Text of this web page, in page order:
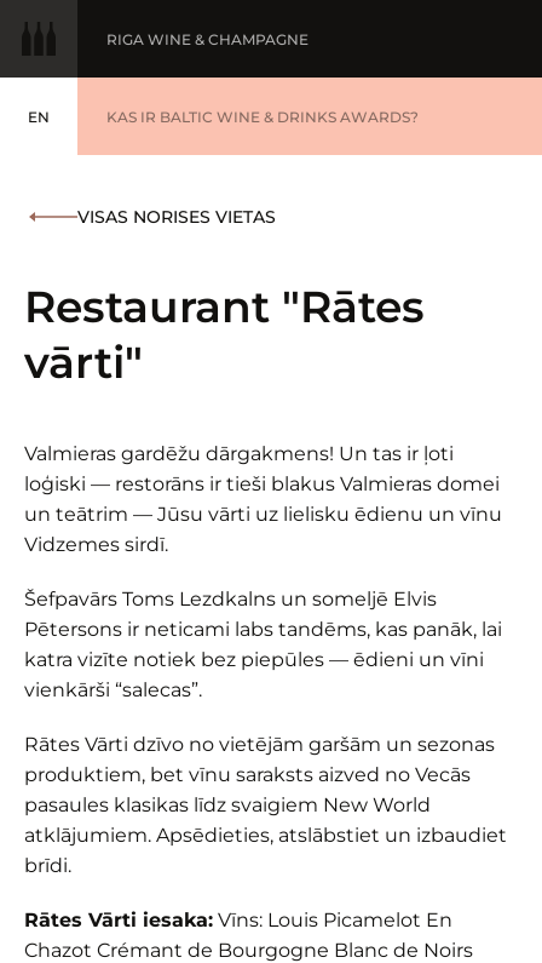
EN
ENGLISH
RIGA WINE & CHAMPAGNE
GADA VĪNS
KAS IR BALTIC WINE & DRINKS AWARDS?
VISAS NORISES VIETAS
Restaurant "Rātes
vārti"
Valmieras gardēžu dārgakmens! Un tas ir ļoti
loģiski — restorāns ir tieši blakus Valmieras domei
un teātrim — Jūsu vārti uz lielisku ēdienu un vīnu
Vidzemes sirdī.
Šefpavārs Toms Lezdkalns un someljē Elvis
Pētersons ir neticami labs tandēms, kas panāk, lai
katra vizīte notiek bez piepūles — ēdieni un vīni
vienkārši “salecas”.
Rātes Vārti dzīvo no vietējām garšām un sezonas
produktiem, bet vīnu saraksts aizved no Vecās
pasaules klasikas līdz svaigiem New World
atklājumiem. Apsēdieties, atslābstiet un izbaudiet
brīdi.
Rātes Vārti iesaka: Vīns: Louis Picamelot En
Chazot Crémant de Bourgogne Blanc de Noirs